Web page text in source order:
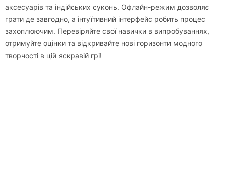
аксесуарів та індійських суконь. Офлайн-режим дозволяє
грати де завгодно, а інтуїтивний інтерфейс робить процес
захоплюючим. Перевіряйте свої навички в випробуваннях,
отримуйте оцінки та відкривайте нові горизонти модного
творчості в цій яскравій грі!